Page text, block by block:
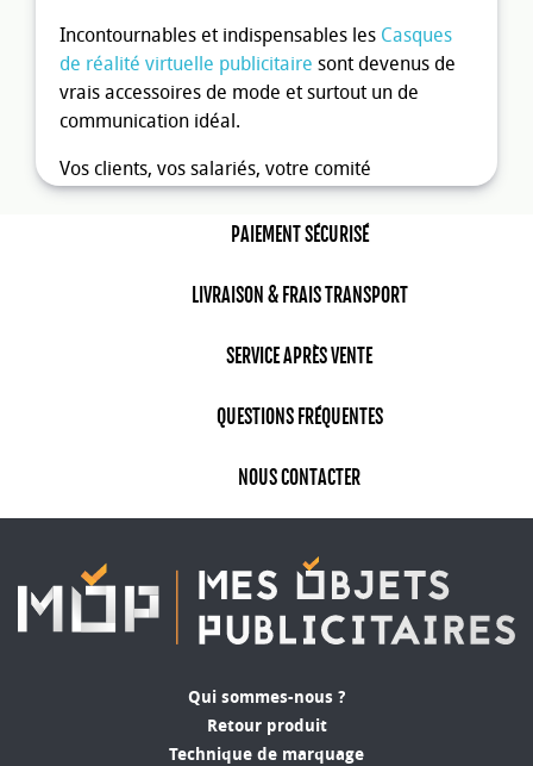
Incontournables et indispensables les Casques
de réalité virtuelle publicitaire sont devenus de
vrais accessoires de mode et surtout un de
communication idéal.
Vos clients, vos salariés, votre comité
d’entreprise, les enfants apprécierons les
écouteurs promotionnels.
PAIEMENT SÉCURISÉ
LIVRAISON & FRAIS TRANSPORT
SERVICE APRÈS VENTE
QUESTIONS FRÉQUENTES
NOUS CONTACTER
Qui sommes-nous ?
Retour produit
Technique de marquage